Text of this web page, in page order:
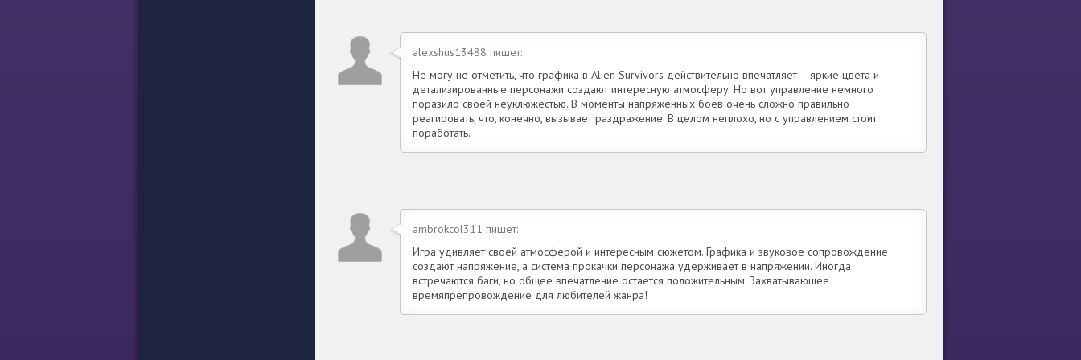
alexshus13488 пишет:
Не могу не отметить, что графика в Alien Survivors действительно впечатляет – яркие цвета и
детализированные персонажи создают интересную атмосферу. Но вот управление немного
поразило своей неуклюжестью. В моменты напряжённых боёв очень сложно правильно
реагировать, что, конечно, вызывает раздражение. В целом неплохо, но с управлением стоит
поработать.
ambrokcol311 пишет:
Игра удивляет своей атмосферой и интересным сюжетом. Графика и звуковое сопровождение
создают напряжение, а система прокачки персонажа удерживает в напряжении. Иногда
встречаются баги, но общее впечатление остается положительным. Захватывающее
времяпрепровождение для любителей жанра!